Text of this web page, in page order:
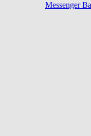
Messenger